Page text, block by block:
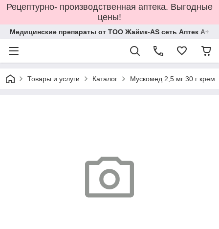
Рецептурно- производственная аптека. Выгодные
цены!
Медицинские препараты от ТОО Жайик-AS сеть Аптек А+
Товары и услуги Каталог Мускомед 2,5 мг 30 г крем